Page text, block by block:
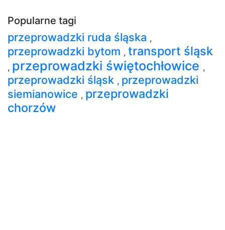
Popularne tagi
przeprowadzki ruda śląska ,
przeprowadzki bytom , transport śląsk
, przeprowadzki świętochłowice ,
przeprowadzki śląsk , przeprowadzki
siemianowice , przeprowadzki
chorzów